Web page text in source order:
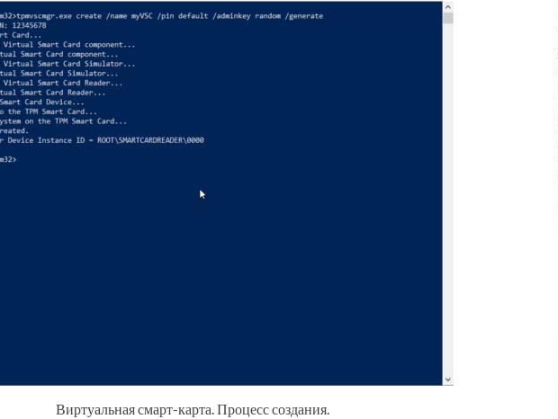
Виртуальная смарт-карта. Процесс создания.